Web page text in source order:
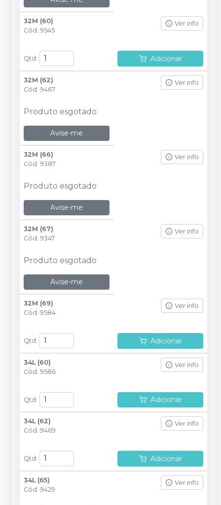
32M (60)
Cód. 9545
Ver info
Qtd : Adicionar
32M (62)
Cód. 9467
Ver info
Produto esgotado
Avise-me
32M (66)
Cód. 9387
Ver info
Produto esgotado
Avise-me
32M (67)
Cód. 9347
Ver info
Produto esgotado
Avise-me
32M (69)
Cód. 9584
Ver info
Qtd : Adicionar
34L (60)
Cód. 9586
Ver info
Qtd: Adicionar
34L (62)
Cód. 9469
Ver info
Qtd : Adicionar
34L (65)
Cód. 9429
Ver info